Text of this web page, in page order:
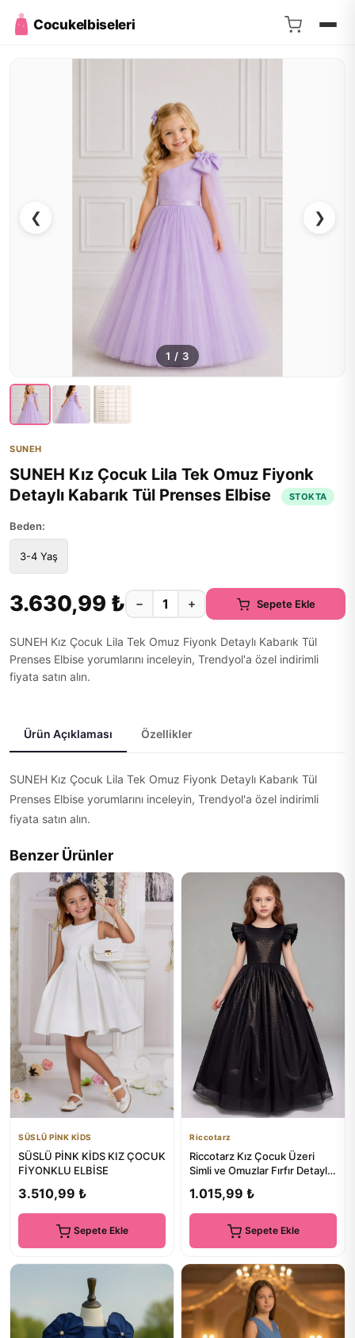
Cocukelbiseleri
❮ ❯
1 / 3
SUNEH
SUNEH Kız Çocuk Lila Tek Omuz Fiyonk
Detaylı Kabarık Tül Prenses Elbise
STOKTA
Beden:
3-4 Yaş
3.630,99 ₺ − + Sepete Ekle
SUNEH Kız Çocuk Lila Tek Omuz Fiyonk Detaylı Kabarık Tül
Prenses Elbise yorumlarını inceleyin, Trendyol'a özel indirimli
fiyata satın alın.
Ürün Açıklaması Özellikler
SUNEH Kız Çocuk Lila Tek Omuz Fiyonk Detaylı Kabarık Tül
Prenses Elbise yorumlarını inceleyin, Trendyol'a özel indirimli
fiyata satın alın.
Benzer Ürünler
SÜSLÜ PİNK KİDS
SÜSLÜ PİNK KİDS KIZ ÇOCUK
FİYONKLU ELBİSE
3.510,99 ₺
Sepete Ekle
Riccotarz
Riccotarz Kız Çocuk Üzeri
Simli ve Omuzlar Fırfır Detaylı
1.015,99 ₺
Sepete Ekle